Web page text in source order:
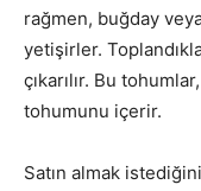
rağmen, buğday
yetişirler.
çıkarılır. Bu
tohumunu içerir.
Satın almak